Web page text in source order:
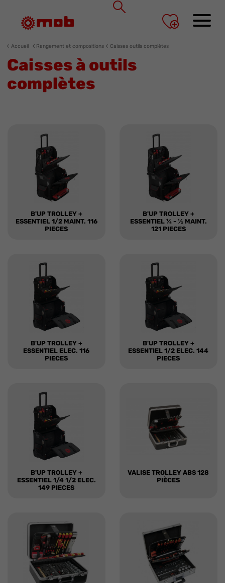
Accueil Rangement et compositions Caisses outils complètes
Caisses à outils
complètes
B'UP TROLLEY +
ESSENTIEL 1/2 MAINT. 116
PIECES
B'UP TROLLEY +
ESSENTIEL ¼ - ½ MAINT.
121 PIECES
B'UP TROLLEY +
ESSENTIEL ELEC. 116
PIECES
B'UP TROLLEY +
ESSENTIEL 1/2 ELEC. 144
PIECES
B'UP TROLLEY +
ESSENTIEL 1/4 1/2 ELEC.
149 PIECES
VALISE TROLLEY ABS 128
PIÈCES